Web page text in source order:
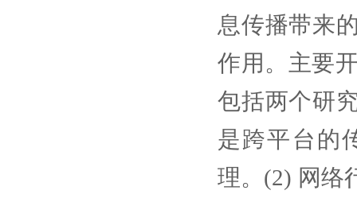
息传播带来
作用。主要
包括两个研
是跨平台的
理。(2) 网络